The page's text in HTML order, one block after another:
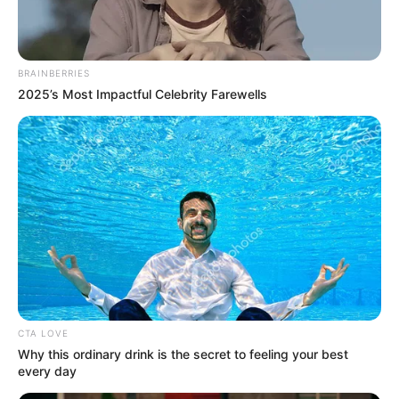
υπάρξουν καθυστερήσεις στα γυρίσματα.
ΣΥΝΤΕΛΕΣΤΕΣ
Σκηνοθεσία σειράς: Λευτέρης Χαρίτος
Σκηνοθέτες: Κώστας Αναγνωστόπουλος,
Μιχάλης Κωνσταντάτος
Σενάριο: Μελίνα Τσαμπάνη, Πέτρος
Καλκόβαλης
Διεύθυνση Φωτογραφίας: Βαγγέλης
Κατριτζιδάκης, Γιώργος Παπανδρικόπουλος
Σκηνογράφος: Αντώνης Χαλκιάς
Ενδυματολόγος: Τριάδα Παπαδάκη
Μοντάζ: Λύδια Αντώνοβα
Εκτέλεση Παραγωγής: JK Productions
ΠΡΩΤΑΓΩΝΙΣΤΟΥΝ
BRAINBERRIES
2025’s Most Impactful Celebrity Farewells
CTA LOVE
Why this ordinary drink is the secret to feeling your best
every day